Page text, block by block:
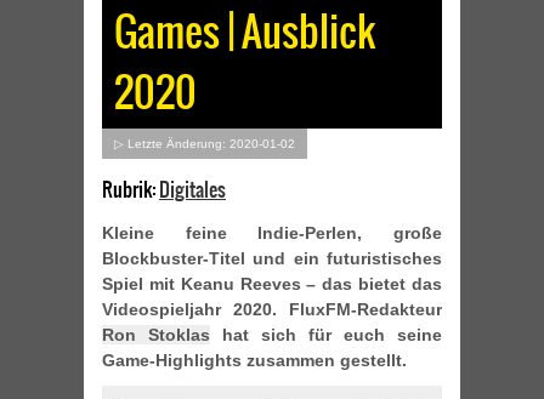
Games | Ausblick
2020
▷ Letzte Änderung: 2020-01-02
Rubrik:Digitales
Kleine feine Indie-Perlen, große
Blockbuster-Titel und ein futuristisches
Spiel mit Keanu Reeves – das bietet das
Videospieljahr 2020. FluxFM-Redakteur
Ron Stoklas hat sich für euch seine
Game-Highlights zusammen gestellt.